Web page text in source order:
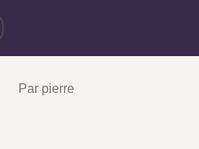
Par pierre